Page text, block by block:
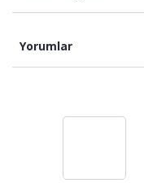
Yorumlar